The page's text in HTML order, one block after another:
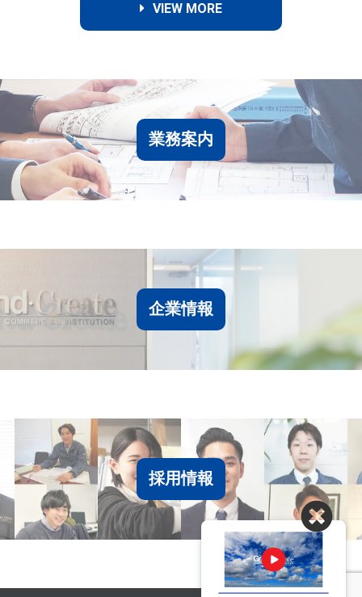
VIEW MORE
業務案内
企業情報
採用情報